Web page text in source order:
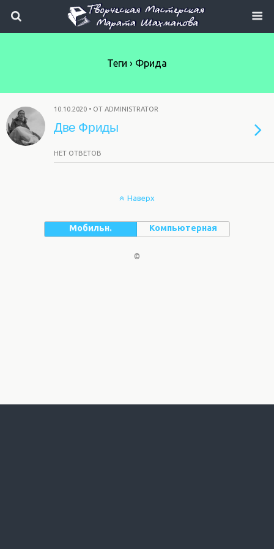
Теги › Фрида
10.10.2020 • ОТ ADMINISTRATOR
Две Фриды
НЕТ ОТВЕТОВ
Наверх
Мобильн. Компьютерная
©